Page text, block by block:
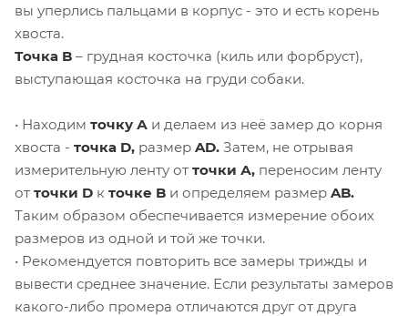
вы уперлись пальцами в корпус - это и есть корень
хвоста.
Точка B – грудная косточка (киль или форбруст),
выступающая косточка на груди собаки.
• Находим точку А и делаем из неё замер до корня
хвоста - точка D, размер AD. Затем, не отрывая
измерительную ленту от точки А, переносим ленту
от точки D к точке B и определяем размер AB.
Таким образом обеспечивается измерение обоих
размеров из одной и той же точки.
• Рекомендуется повторить все замеры трижды и
вывести среднее значение. Если результаты замеров
какого-либо промера отличаются друг от друга